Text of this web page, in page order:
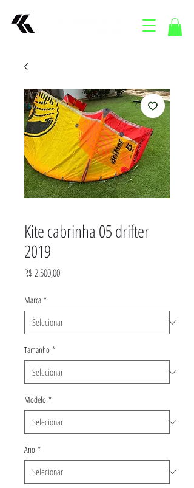
Kite cabrinha 05 drifter
2019
R$ 2.500,00Preço
Marca *
Tamanho *
Modelo *
Ano *